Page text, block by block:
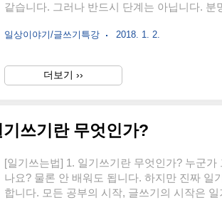
같습니다. 그러나 반드시 단계는 아닙니다. 분
한 기능 중의 하나는 하루의 일과를 기록하는
아침에 일어 났다. 씻었다. 밥 먹고 학교 갔다.
원 갔다. 집에 왔다. 이런 황당한 일기를 씁니
일상이야기/글쓰기특강 2018. 1. 2.
더보기 ››
쓰기란 무엇인가?
[일기쓰는법] 1. 일기쓰기란 무엇인가? 누군
나요? 물론 안 배워도 됩니다. 하지만 진짜 일
합니다. 모든 공부의 시작, 글쓰기의 시작은